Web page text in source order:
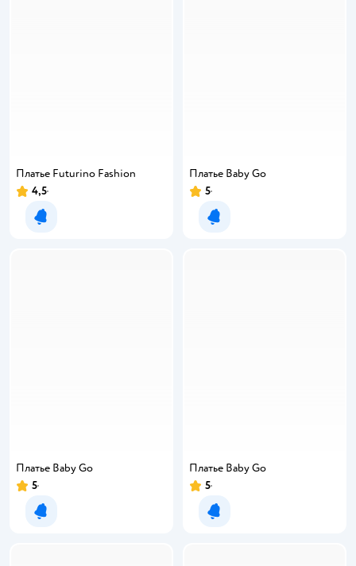
Платье Futurino Fashion
4,5
Уведомить о появлении
Платье Baby Gо
5
Уведомить о появлении
Платье Baby Gо
5
Уведомить о появлении
Платье Baby Gо
5
Уведомить о появлении